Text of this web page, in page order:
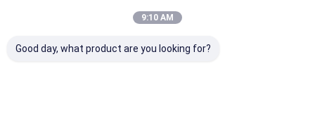
9:10 AM
Good day, what product are you looking for?